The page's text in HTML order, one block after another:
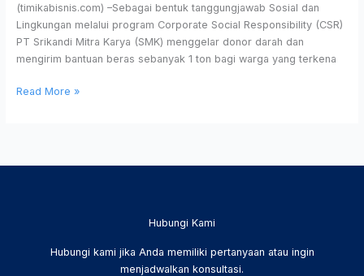
(timikabisnis.com) –Sebagai bentuk tanggungjawab Sosial dan
Lingkungan melalui program Corporate Social Responsibility (CSR)
PT Srikandi Mitra Karya (SMK) menggelar donor darah dan
mengirim bantuan beras sebanyak 1 ton bagi warga yang terkena
Read More »
Hubungi Kami
Hubungi kami jika Anda memiliki pertanyaan atau ingin
menjadwalkan konsultasi.